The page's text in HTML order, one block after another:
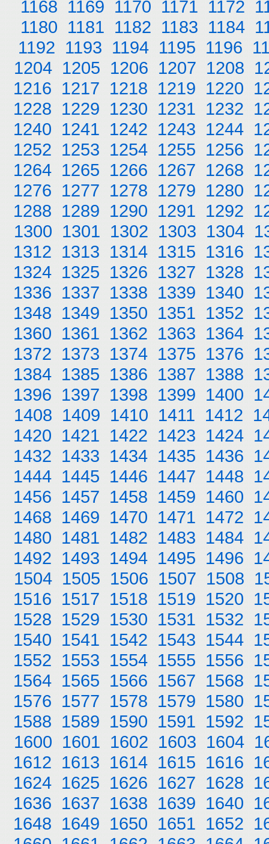
1168 1169 1170 1171 1172
1180 1181 1182 1183 1184
1192 1193 1194 1195 1196
1204 1205 1206 1207 1208
1216 1217 1218 1219 1220
1228 1229 1230 1231 1232
1240 1241 1242 1243 1244
1252 1253 1254 1255 1256
1264 1265 1266 1267 1268
1276 1277 1278 1279 1280
1288 1289 1290 1291 1292
1300 1301 1302 1303 1304
1312 1313 1314 1315 1316
1324 1325 1326 1327 1328
1336 1337 1338 1339 1340
1348 1349 1350 1351 1352
1360 1361 1362 1363 1364
1372 1373 1374 1375 1376
1384 1385 1386 1387 1388
1396 1397 1398 1399 1400
1408 1409 1410 1411 1412
1420 1421 1422 1423 1424
1432 1433 1434 1435 1436
1444 1445 1446 1447 1448
1456 1457 1458 1459 1460
1468 1469 1470 1471 1472
1480 1481 1482 1483 1484
1492 1493 1494 1495 1496
1504 1505 1506 1507 1508
1516 1517 1518 1519 1520
1528 1529 1530 1531 1532
1540 1541 1542 1543 1544
1552 1553 1554 1555 1556
1564 1565 1566 1567 1568
1576 1577 1578 1579 1580
1588 1589 1590 1591 1592
1600 1601 1602 1603 1604
1612 1613 1614 1615 1616
1624 1625 1626 1627 1628
1636 1637 1638 1639 1640
1648 1649 1650 1651 1652